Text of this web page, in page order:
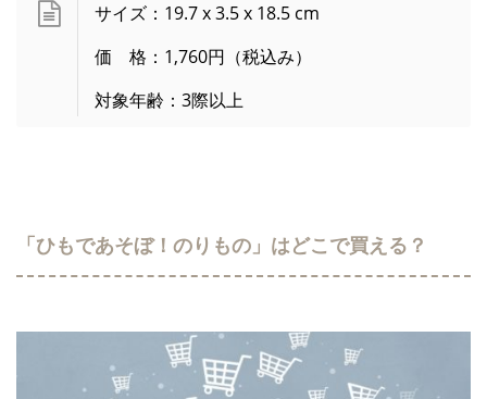
サイズ：19.7 x 3.5 x 18.5 cm
価 格：1,760円（税込み）
対象年齢：3際以上
「ひもであそぼ！のりもの」はどこで買える？